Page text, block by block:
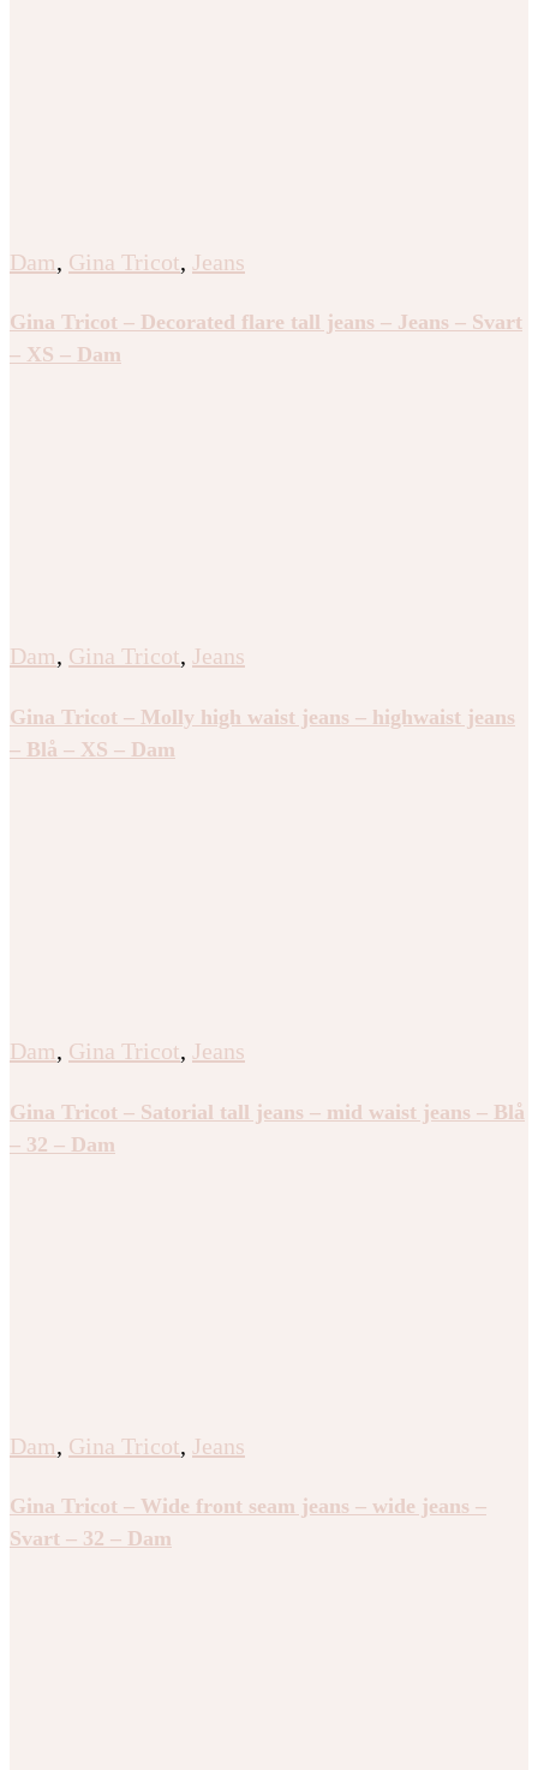
Dam, Gina Tricot, Jeans
Gina Tricot – Decorated flare tall jeans – Jeans – Svart
– XS – Dam
Dam, Gina Tricot, Jeans
Gina Tricot – Molly high waist jeans – highwaist jeans
– Blå – XS – Dam
Dam, Gina Tricot, Jeans
Gina Tricot – Satorial tall jeans – mid waist jeans – Blå
– 32 – Dam
Dam, Gina Tricot, Jeans
Gina Tricot – Wide front seam jeans – wide jeans –
Svart – 32 – Dam